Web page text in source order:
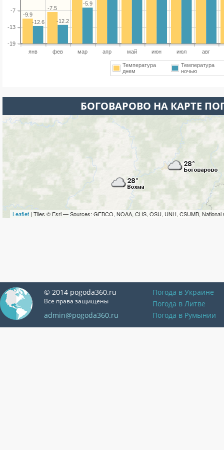
янв фев мар апр май июн июл авг
-19
-13
-7
-7.5
-9.9
-5.9
-12.2
-12.6
Температура
днем
Температура
ночью
БОГОВАРОВО НА КАРТЕ
Leaflet | Tiles © Esri — Sources: GEBCO, NOAA, CHS, OSU, UNH, CSUMB, National
© 2014 pogoda360.ru
Все права защищены
admin@pogoda360.ru
Погода в Украине
Погода в Литве
Погода в Румынии